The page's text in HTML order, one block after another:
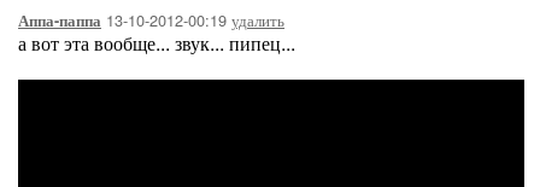
Аппа-паппа 13-10-2012-00:19 удалить
а вот эта вообще... звук... пипец...